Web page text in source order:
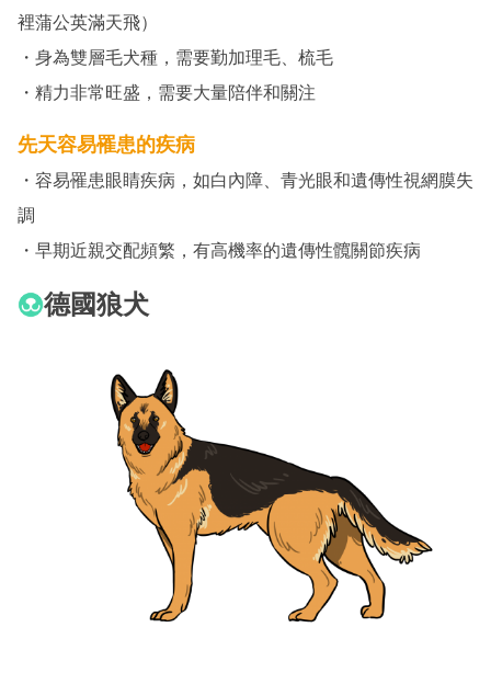
裡蒲公英滿天飛）
・身為雙層毛犬種，需要勤加理毛、梳毛
・精力非常旺盛，需要大量陪伴和關注
先天容易罹患的疾病
・容易罹患眼睛疾病，如白內障、青光眼和遺傳性視網膜失
調
・早期近親交配頻繁，有高機率的遺傳性髖關節疾病
德國狼犬